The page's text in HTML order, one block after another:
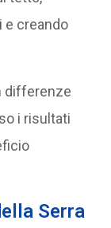
e creando
differenze
i risultati
Serra